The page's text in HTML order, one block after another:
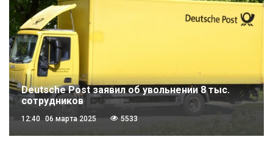
Deutsche Post заявил об увольнении 8 тыс.
сотрудников
12:40 06 марта 2025 5533